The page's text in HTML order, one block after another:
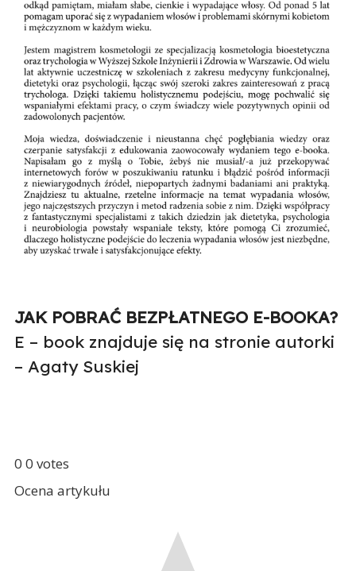
JAK POBRAĆ BEZPŁATNEGO E-BOOKA?
E – book znajduje się na stronie autorki
– Agaty Suskiej
0 0 votes
Ocena artykułu